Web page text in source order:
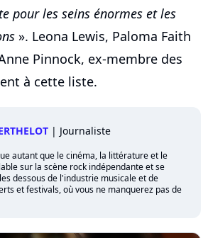
pour les seins énormes et les
». Leona Lewis, Paloma Faith
Pinnock, ex-membre des
à cette liste.
| Journaliste
autant que le cinéma, la littérature et le
sur la scène rock indépendante et se
dessous de l'industrie musicale et de
et festivals, où vous ne manquerez pas de